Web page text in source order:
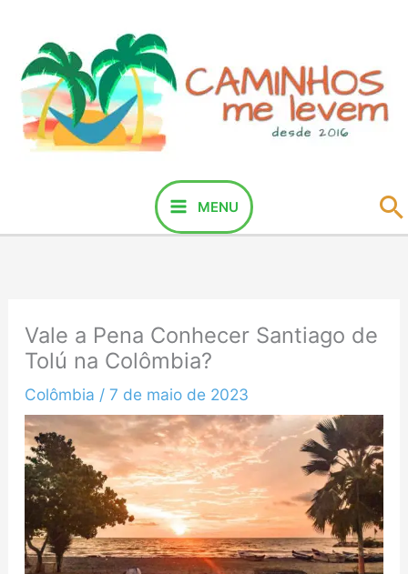
conteúdo
MENU
Vale a Pena Conhecer Santiago de
Tolú na Colômbia?
Colômbia / 7 de maio de 2023